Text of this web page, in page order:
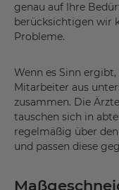
genau auf Ihre
berücksichtigen wir
Probleme.
Wenn es Sinn
Mitarbeiter aus
zusammen. Die
tauschen sich in
regelmäßig über
und passen diese